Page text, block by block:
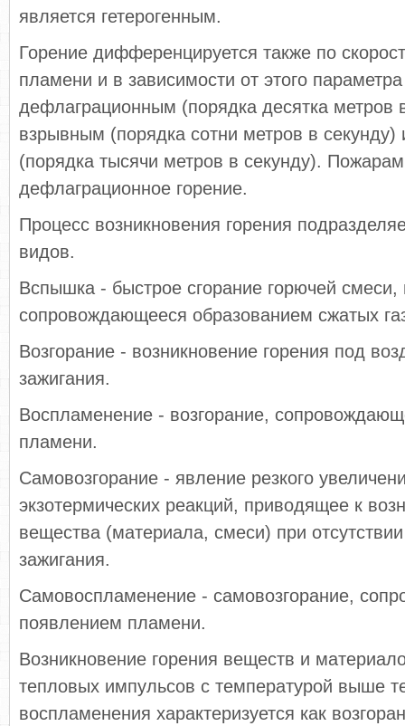
является гетерогенным.
Горение дифференцируется также по
пламени и в зависимости от этого
дефлаграционным (порядка десятка метров
взрывным (порядка сотни метров в
(порядка тысячи метров в секунду).
дефлаграционное горение.
Процесс возникновения горения
видов.
Вспышка - быстрое сгорание горючей смеси,
сопровождающееся образованием сжатых
Возгорание - возникновение горения под
зажигания.
Воспламенение - возгорание,
пламени.
Самовозгорание - явление резкого
экзотермических реакций, приводящее к
вещества (материала, смеси) при отсутствии
зажигания.
Самовоспламенение - самовозгорание,
появлением пламени.
Возникновение горения веществ и
тепловых импульсов с температурой выше
воспламенения характеризуется как